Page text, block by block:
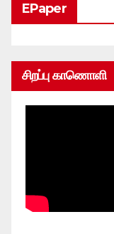
EPaper
சிறப்பு காணொளி